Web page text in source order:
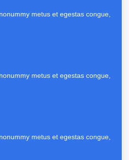
metus et egestas congue,
metus et egestas congue,
metus et egestas congue,